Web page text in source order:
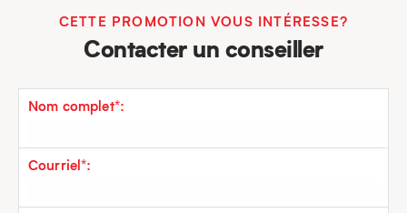
CETTE PROMOTION VOUS INTÉRESSE?
Contacter un conseiller
Nom complet*:
Courriel*: